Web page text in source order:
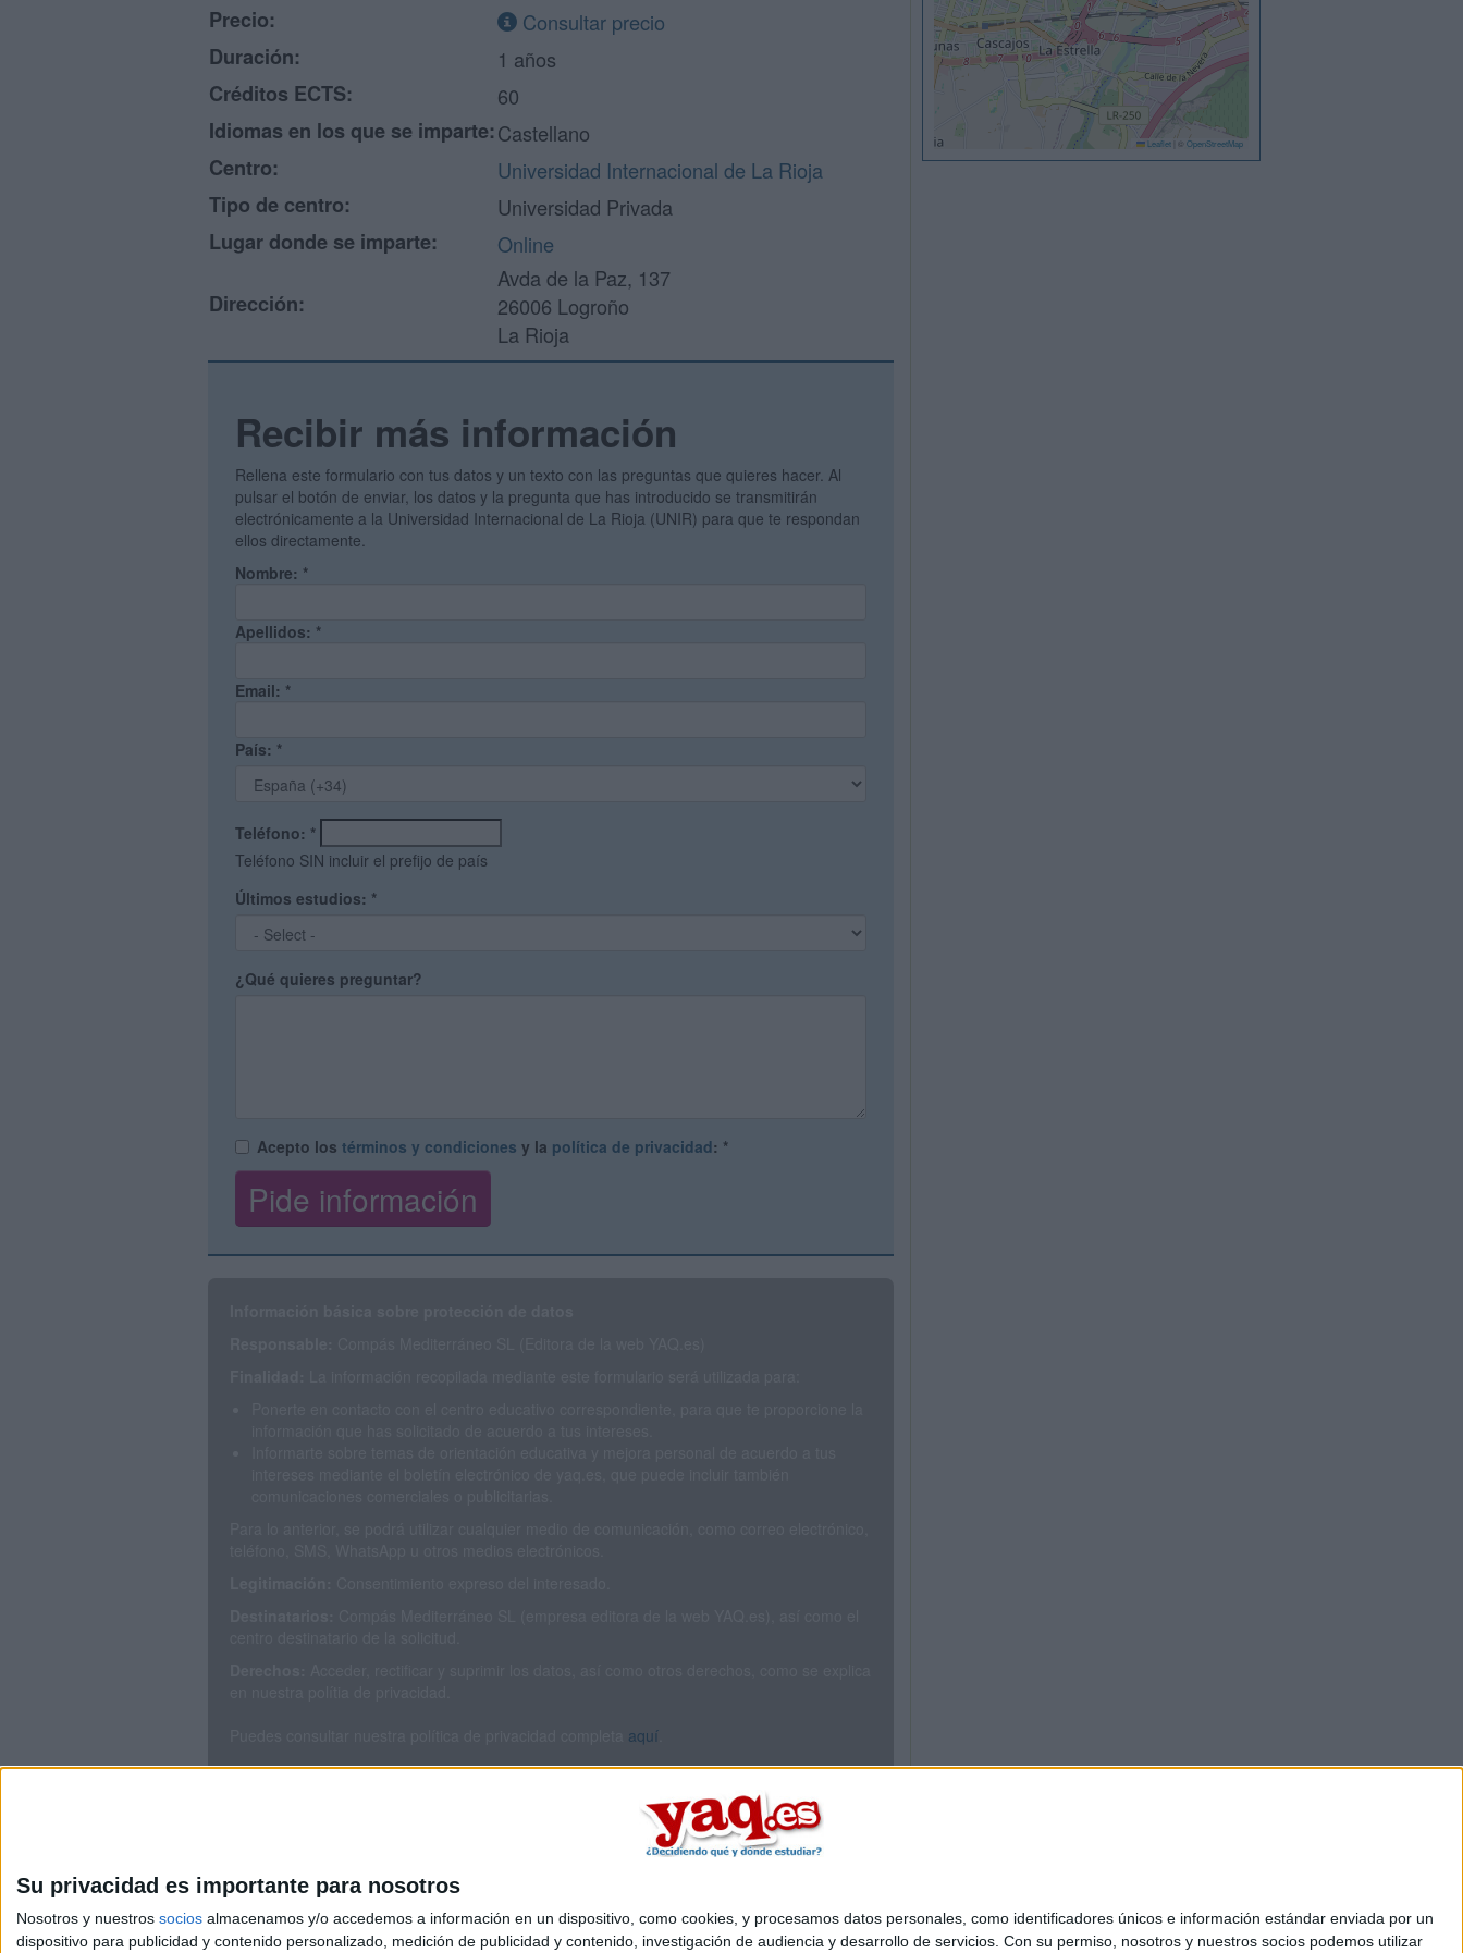
Su privacidad es importante para nosotros
Nosotros y nuestros socios almacenamos y/o accedemos a información en un dispositivo, como cookies, y procesamos datos personales, como identificadores únicos e información estándar enviada por un
dispositivo para publicidad y contenido personalizado, medición de publicidad y contenido, investigación de audiencia y desarrollo de servicios. Con su permiso, nosotros y nuestros socios podemos utilizar
Precio:
Consultar precio
Duración:
1 años
Créditos ECTS:
60
Idiomas en los que se imparte:Castellano
Centro:
Universidad Internacional de La Rioja
Tipo de centro:
Universidad Privada
Lugar donde se imparte:
Online
Dirección:
Avda de la Paz, 137
26006 Logroño
La Rioja
Recibir más información
Rellena este formulario con tus datos y un texto con las preguntas que quieres hacer. Al
pulsar el botón de enviar, los datos y la pregunta que has introducido se transmitirán
electrónicamente a la Universidad Internacional de La Rioja (UNIR) para que te respondan
ellos directamente.
Nombre: *
Apellidos: *
Email: *
País: *
Teléfono: *
Teléfono SIN incluir el prefijo de país
Últimos estudios: *
¿Qué quieres preguntar?
Acepto los términos y condiciones y la política de privacidad: *
aquí
Leaflet © OpenStreetMap
Quiénes somos|Contactar|Anúnciate
Aviso legal|Politica de privacidad|Condiciones generales|Política de cookies